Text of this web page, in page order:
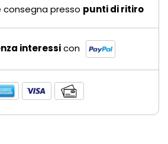
consegna presso punti di ritiro
interessicon